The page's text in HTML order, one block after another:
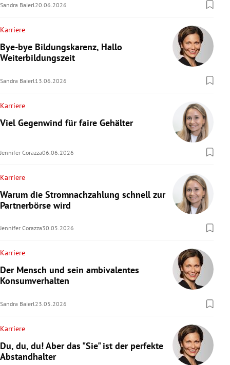
Sandra Baierl 20.06.2026
Karriere
Bye-bye Bildungskarenz, Hallo
Weiterbildungszeit
Sandra Baierl 13.06.2026
Karriere
Viel Gegenwind für faire Gehälter
Jennifer Corazza06.06.2026
Karriere
Warum die Stromnachzahlung schnell zur
Partnerbörse wird
Jennifer Corazza30.05.2026
Karriere
Der Mensch und sein ambivalentes
Konsumverhalten
Sandra Baierl23.05.2026
Karriere
Du, du, du! Aber das "Sie" ist der perfekte
Abstandhalter